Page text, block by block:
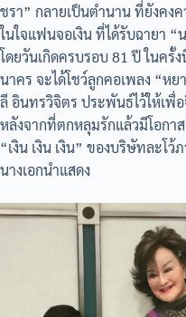
ชรา” กลายเป็นตำนาน ที่ยังคง
ในใจแฟนจอเงิน ที่ได้รับฉายา “
โดยวันเกิดครบรอบ 81 ปี ในค
นาคร จะได้โชว์ลูกคอเพลง “ห
ลี อินทรวิจิตร ประพันธ์ไว้ให้เพื่
หลังจากที่ตกหลุมรักแล้วมีโอกา
“เงิน เงิน เงิน” ของบริษัทละโ
นางเอกนำแสดง